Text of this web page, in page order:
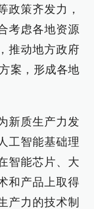
政策齐发力，
考虑各地资源
推动地方政府
案，形成各地
新质生产力发
工智能基础理
智能芯片、大
和产品上取得
产力的技术制